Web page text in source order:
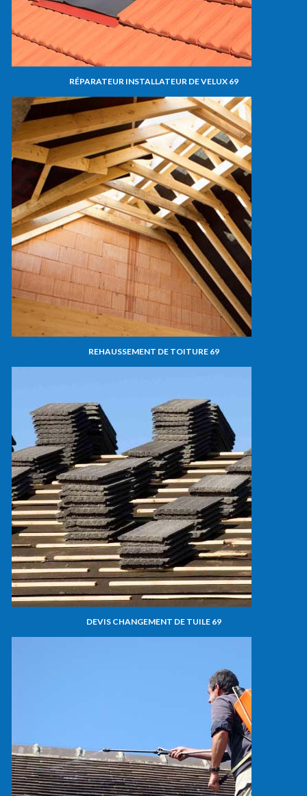
RÉPARATEUR INSTALLATEUR DE VELUX 69
REHAUSSEMENT DE TOITURE 69
DEVIS CHANGEMENT DE TUILE 69